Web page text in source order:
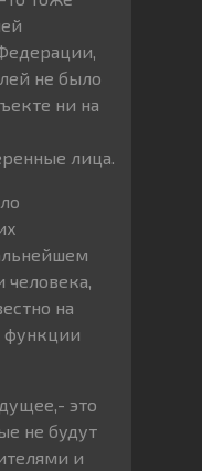
не было
ни на
лица.
на
функции
это
не будут
и